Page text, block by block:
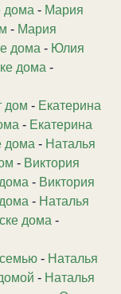
дома - Мария
- Мария
дома - Юлия
дома -
дом - Екатерина
- Екатерина
дома - Наталья
- Виктория
- Виктория
- Наталья
дома -
- Наталья
- Наталья